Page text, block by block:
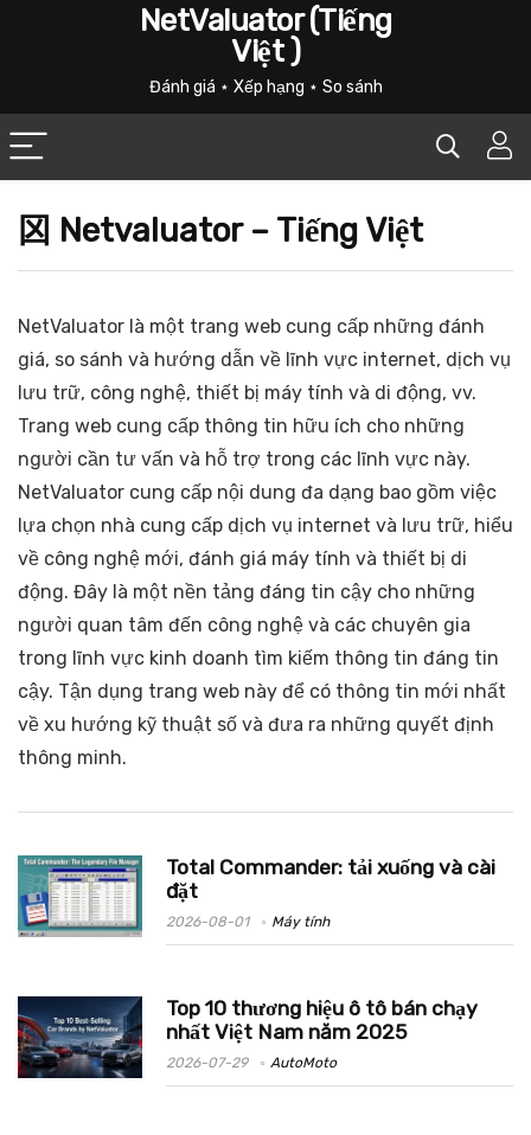
NetValuator (Tiếng
Việt )
Đánh giá ⋆ Xếp hạng ⋆ So sánh
龱 Netvaluator – Tiếng Việt
NetValuator là một trang web cung cấp những đánh
giá, so sánh và hướng dẫn về lĩnh vực internet, dịch vụ
lưu trữ, công nghệ, thiết bị máy tính và di động, vv.
Trang web cung cấp thông tin hữu ích cho những
người cần tư vấn và hỗ trợ trong các lĩnh vực này.
NetValuator cung cấp nội dung đa dạng bao gồm việc
lựa chọn nhà cung cấp dịch vụ internet và lưu trữ, hiểu
về công nghệ mới, đánh giá máy tính và thiết bị di
động. Đây là một nền tảng đáng tin cậy cho những
người quan tâm đến công nghệ và các chuyên gia
trong lĩnh vực kinh doanh tìm kiếm thông tin đáng tin
cậy. Tận dụng trang web này để có thông tin mới nhất
về xu hướng kỹ thuật số và đưa ra những quyết định
thông minh.
Total Commander: tải xuống và cài
đặt
2026-08-01 Máy tính
Top 10 thương hiệu ô tô bán chạy
nhất Việt Nam năm 2025
2026-07-29 AutoMoto